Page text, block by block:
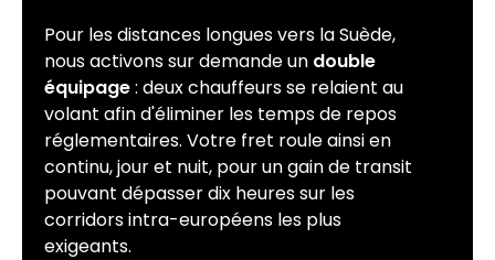
Pour les distances longues vers la Suède,
nous activons sur demande un double
équipage: deux chauffeurs se relaient au
volant afin d'éliminer les temps de repos
réglementaires. Votre fret roule ainsi en
continu, jour et nuit, pour un gain de transit
pouvant dépasser dix heures sur les
corridors intra-européens les plus
exigeants.